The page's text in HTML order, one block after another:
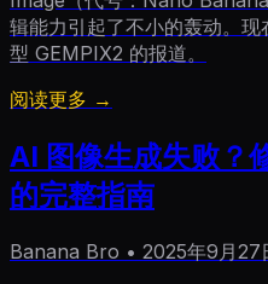
辑能力引起了不小的轰动。
型 GEMPIX2 的报道。
阅读更多 →
AI 图像生成失败？
的完整指南
Banana Bro • 2025年9月27